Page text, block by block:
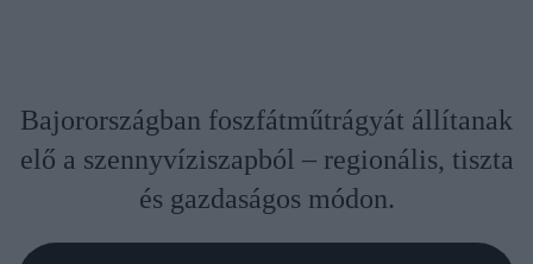
Bajorországban foszfátműtrágyát állítanak
elő a szennyvíziszapból – regionális, tiszta
és gazdaságos módon.